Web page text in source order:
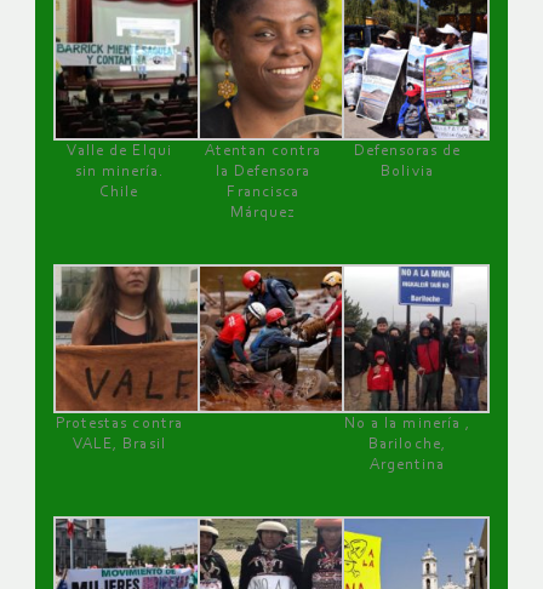
Valle de Elqui
sin minería.
Chile
Atentan contra
la Defensora
Francisca
Márquez
Defensoras de
Bolivia
Protestas contra
VALE, Brasil
No a la minería ,
Bariloche,
Argentina